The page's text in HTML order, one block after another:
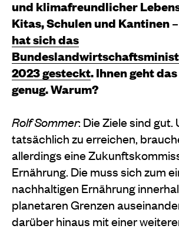
und klimafreundlicher
Kitas, Schulen und Kantinen –
hat sich das
2023 gesteckt. Ihnen geht
genug. Warum?
Rolf Sommer: Die Ziele sind gut.
tatsächlich zu erreichen,
allerdings eine
Ernährung. Die muss sich zum
nachhaltigen Ernährung
planetaren Grenzen
darüber hinaus mit einer